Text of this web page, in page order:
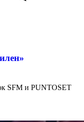
SFM и PUNTOSET